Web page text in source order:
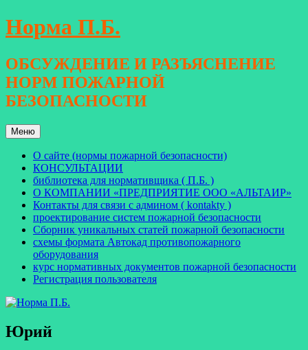
Перейти
к
Норма П.Б.
ОБСУЖДЕНИЕ И РАЗЪЯСНЕНИЕ
НОРМ ПОЖАРНОЙ
БЕЗОПАСНОСТИ
Меню
О сайте (нормы пожарной безопасности)
КОНСУЛЬТАЦИИ
библиотека для нормативщика ( П.Б. )
О КОМПАНИИ «ПРЕДПРИЯТИЕ ООО «АЛЬТАИР»
Контакты для связи с админом ( kontakty )
проектирование систем пожарной безопасности
Сборник уникальных статей пожарной безопасности
схемы формата Автокад противопожарного
оборудования
курс нормативных документов пожарной безопасности
Регистрация пользователя
Юрий